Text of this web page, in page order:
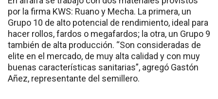
por la firma KWS: Ruano y Mecha. La primera, un
Grupo 10 de alto potencial de rendimiento, ideal para
hacer rollos, fardos o megafardos; la otra, un Grupo 9
también de alta producción. “Son consideradas de
elite en el mercado, de muy alta calidad y con muy
buenas características sanitarias”, agregó Gastón
Añez, representante del semillero.